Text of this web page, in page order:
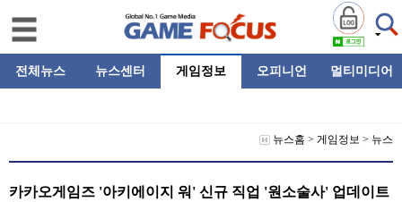
전체뉴스 뉴스센터 게임정보 오피니언 멀티미디어
뉴스홈 > 게임정보 > 뉴스
카카오게임즈 '아키에이지 워' 신규 직업 '원소술사' 업데이트